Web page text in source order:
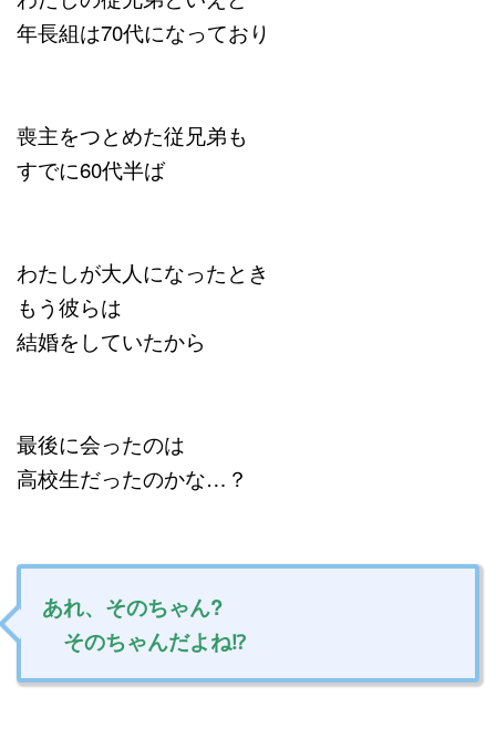
年長組は70代になっており
喪主をつとめた従兄弟も
すでに60代半ば
わたしが大人になったとき
もう彼らは
結婚をしていたから
最後に会ったのは
高校生だったのかな…？
あれ、そのちゃん?
そのちゃんだよね⁉︎